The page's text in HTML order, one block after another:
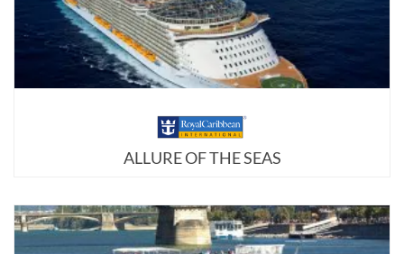
ALLURE OF THE SEAS